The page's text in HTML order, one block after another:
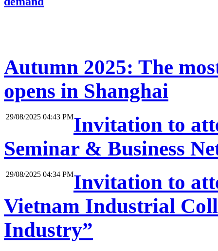
Autumn 2025: The
opens in Shanghai
29/08/2025 04:43 PMInvitation to
Seminar & Business
29/08/2025 04:34 PMInvitation to
Vietnam Industrial
Industry”